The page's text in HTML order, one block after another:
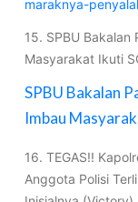
maraknya-
15. SPBU
Masyarakat Ikuti
SPBU Bakalan
Imbau
16. TEGAS!!
Anggota Polisi